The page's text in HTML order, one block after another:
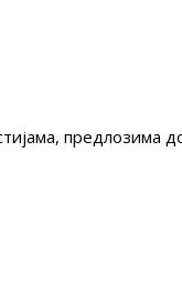
предлозима